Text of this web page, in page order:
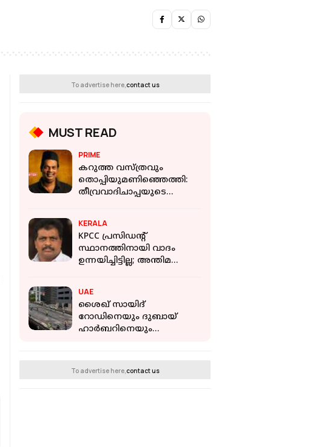
To advertise here, contact us
MUST READ
PRIME
കറുത്ത വസ്ത്രവും
തൊപ്പിയുമണിഞ്ഞെത്തി:
തീവ്രവാദിചാപ്പയുടെ
KERALA
KPCC പ്രസിഡന്റ്
സ്ഥാനത്തിനായി വാദം
ഉന്നയിച്ചിട്ടില്ല; അന്തിമ
സുരേഷ്
UAE
ശൈഖ് സായിദ്
റോഡിനെയും ദുബായ്
ഹാർബറിനെയും
To advertise here, contact us